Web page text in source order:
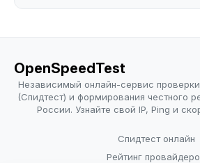
OpenSpeedTest
Независимый онлайн-сервис проверки
(Спидтест) и формирования честного
России. Узнайте свой IP, Ping и
Спидтест онлайн
Рейтинг